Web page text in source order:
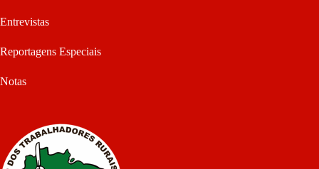
Entrevistas
Reportagens Especiais
Notas